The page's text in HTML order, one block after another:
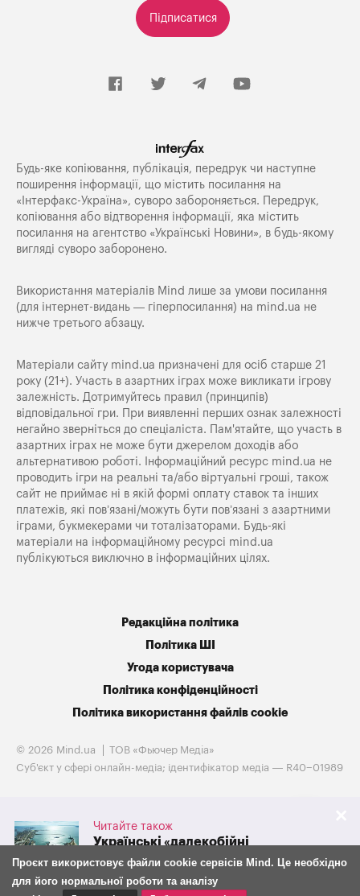
Читайте також
Українські «далекобійні
санкції» обвалили експорт
російського зерна на 38%
Підписатися
Будь-яке копiювання, публiкацiя, передрук чи наступне
поширення iнформацiї, що мiстить посилання на
«Iнтерфакс-Україна», суворо забороняється. Передрук,
копіювання або відтворення інформації, яка містить
посилання на агентство «Українські Новини», в будь-якому
вигляді суворо заборонено.
Використання матеріалів Mind лише за умови посилання
(для інтернет-видань — гіперпосилання) на mind.ua не
нижче третього абзацу.
Матеріали сайту mind.ua призначені для осіб старше 21
року (21+). Участь в азартних іграх може викликати ігрову
залежність. Дотримуйтесь правил (принципів)
відповідальної гри. При виявленні перших ознак залежності
негайно зверніться до спеціаліста. Пам'ятайте, що участь в
азартних іграх не може бути джерелом доходів або
альтернативою роботі. Інформаційний ресурс mind.ua не
проводить ігри на реальні та/або віртуальні гроші, також
сайт не приймає ні в якій формі оплату ставок та інших
платежів, які пов’язані/можуть бути пов’язані з азартними
іграми, букмекерами чи тоталізаторами. Будь-які
матеріали на інформаційному ресурсі mind.ua
публікуються виключно в інформаційних цілях.
Редакційна політика
Політика ШІ
Угода користувача
Політика конфіденційності
Політика використання файлів cookie
© 2026 Mind.ua
ТОВ «Фьючер Медiа»
Cуб'єкт у сфері онлайн-медіа; ідентифікатор медіа — R40−01989
Проєкт використовує файли cookie сервісів Mind. Це необхідно
для його нормальної роботи та аналізу